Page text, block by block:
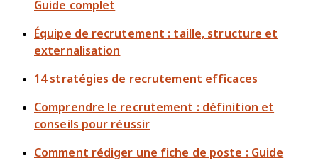
Guide complet
Équipe de recrutement : taille, structure et
externalisation
14 stratégies de recrutement efficaces
Comprendre le recrutement : définition et
conseils pour réussir
Comment rédiger une fiche de poste : Guide